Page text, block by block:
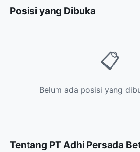
Posisi yang Dibuka
📋
Belum ada posisi yang
Tentang PT Adhi Persada